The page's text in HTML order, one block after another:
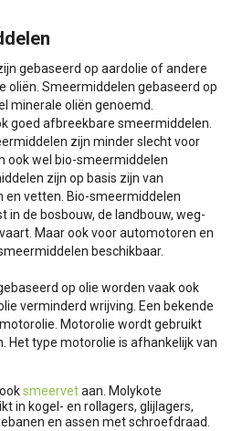
gebaseerd op aardolie of andere
oliën. Smeermiddelen gebaseerd op
minerale oliën genoemd.
goed afbreekbare smeermiddelen.
zijn minder slecht voor
ook wel bio-smeermiddelen
zijn op basis zijn van
en vetten. Bio-smeermiddelen
in de bosbouw, de landbouw, weg-
Maar ook voor automotoren en
beschikbaar.
op olie worden vaak ook
verminderd wrijving. Een bekende
Motorolie wordt gebruikt
Het type motorolie is afhankelijk van
smeervetaan. Molykote
in kogel- en rollagers, glijlagers,
en assen met schroefdraad.